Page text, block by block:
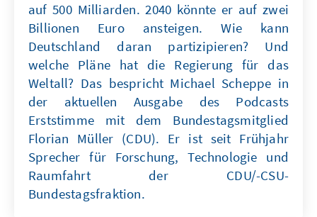
auf 500 Milliarden. 2040 könnte er auf zwei
Billionen Euro ansteigen. Wie kann
Deutschland daran partizipieren? Und
welche Pläne hat die Regierung für das
Weltall? Das bespricht Michael Scheppe in
der aktuellen Ausgabe des Podcasts
Erststimme mit dem Bundestagsmitglied
Florian Müller (CDU). Er ist seit Frühjahr
Sprecher für Forschung, Technologie und
Raumfahrt der CDU/-CSU-
Bundestagsfraktion.